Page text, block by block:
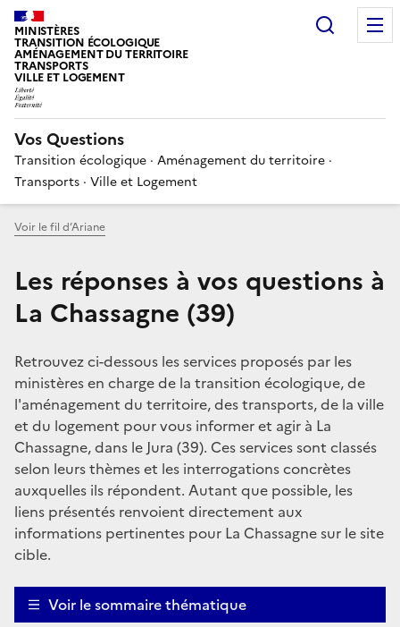
MINISTÈRES
TRANSITION ÉCOLOGIQUE
AMÉNAGEMENT DU TERRITOIRE
TRANSPORTS
VILLE ET LOGEMENT
Vos Questions
Transition écologique · Aménagement du territoire ·
Transports · Ville et Logement
Voir le fil d’Ariane
Les réponses à vos questions à
La Chassagne (39)
Retrouvez ci-dessous les services proposés par les
ministères en charge de la transition écologique, de
l'aménagement du territoire, des transports, de la ville
et du logement pour vous informer et agir à La
Chassagne, dans le Jura (39). Ces services sont classés
selon leurs thèmes et les interrogations concrètes
auxquelles ils répondent. Autant que possible, les
liens présentés renvoient directement aux
informations pertinentes pour La Chassagne sur le site
cible.
Voir le sommaire thématique